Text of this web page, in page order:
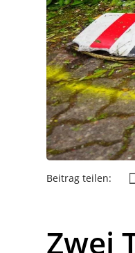
Beitrag teilen:
Zwei